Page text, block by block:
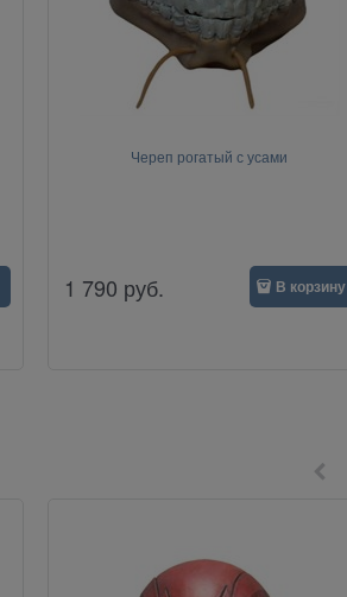
Череп рогатый с усами
1 790 руб. В корзину